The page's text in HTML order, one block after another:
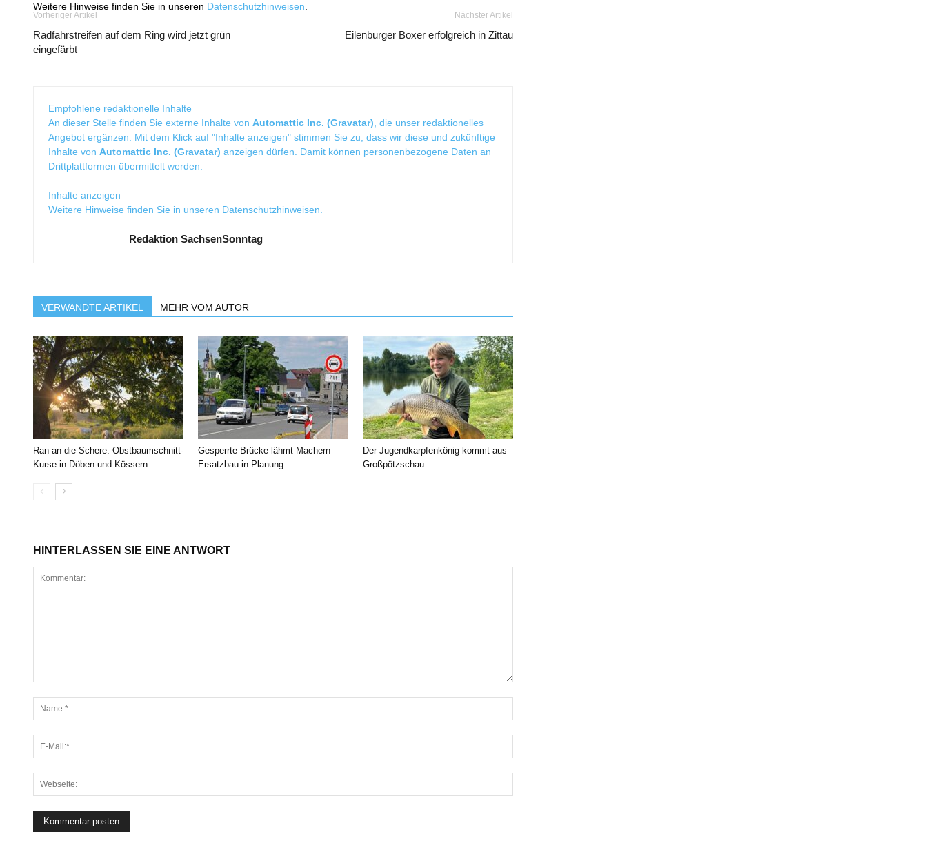
Weitere Hinweise finden Sie in unseren Datenschutzhinweisen
Vorheriger Artikel
Radfahrstreifen auf dem Ring wird jetzt grün
eingefärbt
Nächster Artikel
Eilenburger Boxer erfolgreich in Zittau
Empfohlene redaktionelle Inhalte
An dieser Stelle finden Sie externe Inhalte von Automattic Inc. (Gravatar) , die unser redaktionelles
Angebot ergänzen. Mit dem Klick auf "Inhalte anzeigen" stimmen Sie zu, dass wir diese und zukünftige
Inhalte von Automattic Inc. (Gravatar) anzeigen dürfen. Damit können personenbezogene Daten an
Drittplattformen übermittelt werden.
Inhalte anzeigen
Weitere Hinweise finden Sie in unseren Datenschutzhinweisen
Redaktion SachsenSonntag
VERWANDTE ARTIKEL MEHR VOM AUTOR
Ran an die Schere: Obstbaumschnitt-
Kurse in Döben und Kössern
Gesperrte Brücke lähmt Machern –
Ersatzbau in Planung
Der Jugendkarpfenkönig kommt aus
Großpötzschau
HINTERLASSEN SIE EINE ANTWORT